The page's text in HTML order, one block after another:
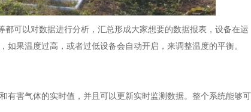
可以对数据进行分析，汇总形成大家想要的数据报表，设备在运
果温度过高，或者过低设备会自动开启，来调整温度的平衡。
有害气体的实时值，并且可以更新实时监测数据。整个系统能够可